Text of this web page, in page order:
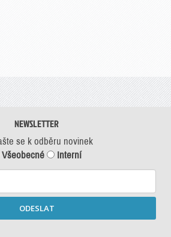
NEWSLETTER
se k odběru novinek
Všeobecné
Interní
ODESLAT